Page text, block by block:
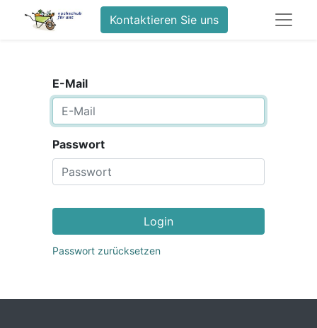
Kontaktieren Sie uns
E-Mail
Passwort
Login
Passwort zurücksetzen